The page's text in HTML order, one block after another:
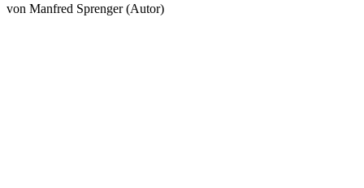
von Manfred Sprenger (Autor)